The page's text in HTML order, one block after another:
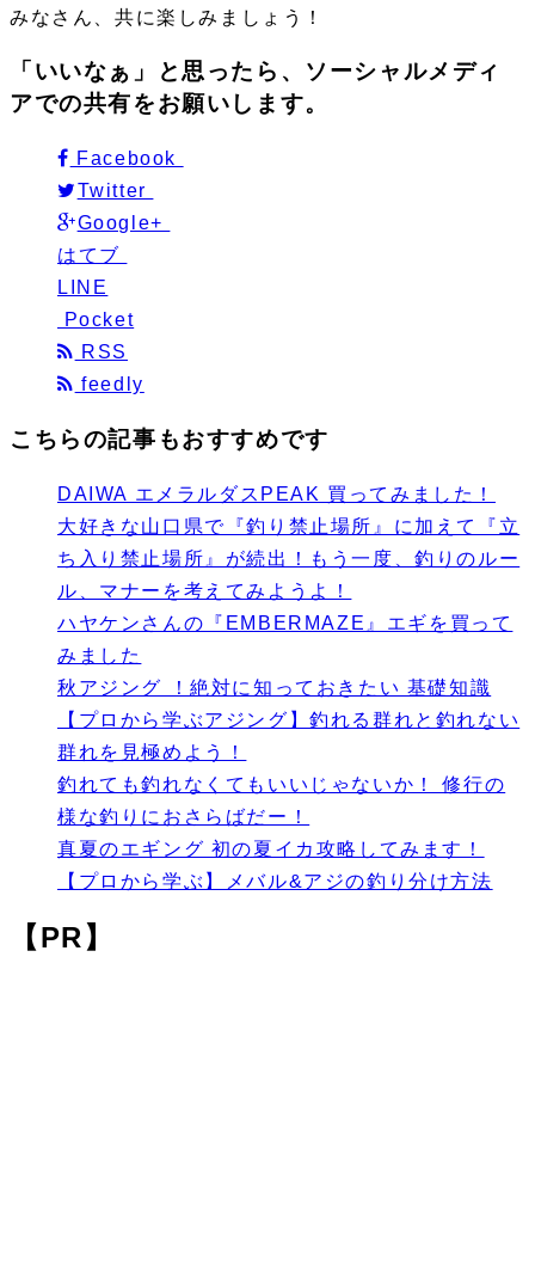
みなさん、共に楽しみましょう！
「いいなぁ」と思ったら、ソーシャルメディ
アでの共有をお願いします。
Facebook
Twitter
Google+
はてブ
LINE
Pocket
RSS
feedly
こちらの記事もおすすめです
DAIWA エメラルダスPEAK 買ってみました！
大好きな山口県で『釣り禁止場所』に加えて『立
ち入り禁止場所』が続出！もう一度、釣りのルー
ル、マナーを考えてみようよ！
ハヤケンさんの『EMBERMAZE』エギを買って
みました
秋アジング ！絶対に知っておきたい 基礎知識
【プロから学ぶアジング】釣れる群れと釣れない
群れを見極めよう！
釣れても釣れなくてもいいじゃないか！ 修行の
様な釣りにおさらばだー！
真夏のエギング 初の夏イカ攻略してみます！
【プロから学ぶ】メバル&アジの釣り分け方法
【PR】